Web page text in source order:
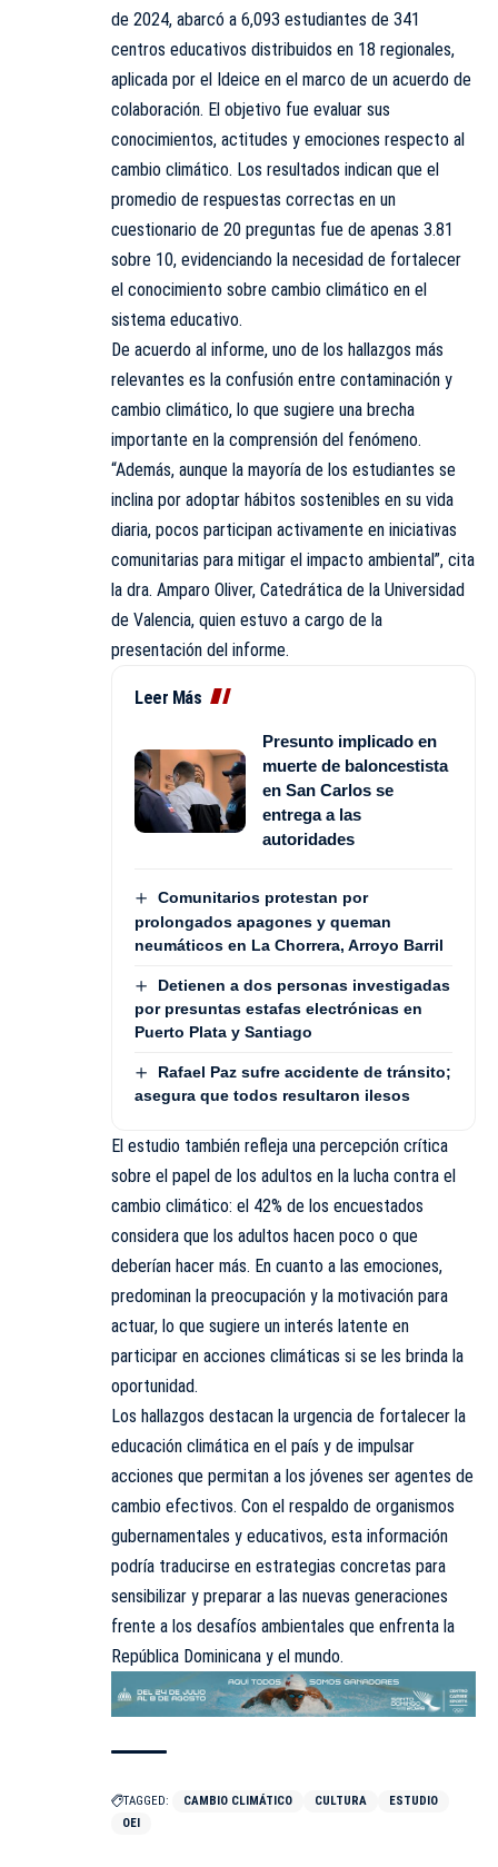
de 2024, abarcó a 6,093 estudiantes de 341
centros educativos distribuidos en 18 regionales,
aplicada por el Ideice en el marco de un acuerdo de
colaboración. El objetivo fue evaluar sus
conocimientos, actitudes y emociones respecto al
cambio climático. Los resultados indican que el
promedio de respuestas correctas en un
cuestionario de 20 preguntas fue de apenas 3.81
sobre 10, evidenciando la necesidad de fortalecer
el conocimiento sobre cambio climático en el
sistema educativo.
De acuerdo al informe, uno de los hallazgos más
relevantes es la confusión entre contaminación y
cambio climático, lo que sugiere una brecha
importante en la comprensión del fenómeno.
“Además, aunque la mayoría de los estudiantes se
inclina por adoptar hábitos sostenibles en su vida
diaria, pocos participan activamente en iniciativas
comunitarias para mitigar el impacto ambiental”, cita
la dra. Amparo Oliver, Catedrática de la Universidad
de Valencia, quien estuvo a cargo de la
presentación del informe.
Leer Más
Presunto implicado en
muerte de baloncestista
en San Carlos se
entrega a las
autoridades
Comunitarios protestan por
prolongados apagones y queman
neumáticos en La Chorrera, Arroyo Barril
Detienen a dos personas investigadas
por presuntas estafas electrónicas en
Puerto Plata y Santiago
Rafael Paz sufre accidente de tránsito;
asegura que todos resultaron ilesos
El estudio también refleja una percepción crítica
sobre el papel de los adultos en la lucha contra el
cambio climático: el 42% de los encuestados
considera que los adultos hacen poco o que
deberían hacer más. En cuanto a las emociones,
predominan la preocupación y la motivación para
actuar, lo que sugiere un interés latente en
participar en acciones climáticas si se les brinda la
oportunidad.
Los hallazgos destacan la urgencia de fortalecer la
educación climática en el país y de impulsar
acciones que permitan a los jóvenes ser agentes de
cambio efectivos. Con el respaldo de organismos
gubernamentales y educativos, esta información
podría traducirse en estrategias concretas para
sensibilizar y preparar a las nuevas generaciones
frente a los desafíos ambientales que enfrenta la
República Dominicana y el mundo.
TAGGED: CAMBIO CLIMÁTICO CULTURA
ESTUDIO
OEI